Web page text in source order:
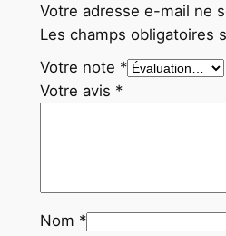
Votre adresse e-mail ne
Les champs obligatoires
Votre note *
Votre avis *
Nom *